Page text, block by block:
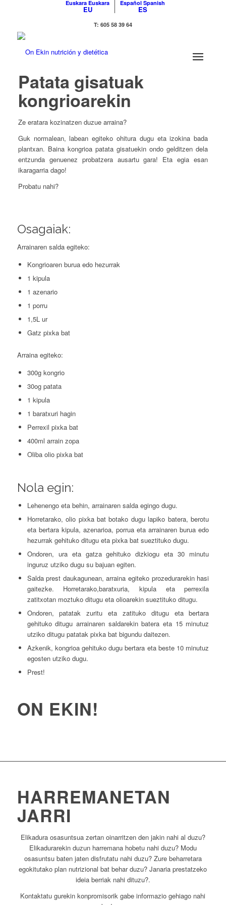
Euskara Euskara
EU
Español Spanish
ES
T: 605 58 39 64
Patata gisatuak
kongrioarekin
Ze eratara kozinatzen duzue arraina?
Guk normalean, labean egiteko ohitura dugu eta izokina bada
plantxan. Baina kongrioa patata gisatuekin ondo gelditzen dela
entzunda genuenez probatzera ausartu gara! Eta egia esan
ikaragarria dago!
Probatu nahi?
Osagaiak:
Arrainaren salda egiteko:
Kongrioaren burua edo hezurrak
1 kipula
1 azenario
1 porru
1,5L ur
Gatz pixka bat
Arraina egiteko:
300g kongrio
30og patata
1 kipula
1 baratxuri hagin
Perrexil pixka bat
400ml arrain zopa
Oliba olio pixka bat
Nola egin:
Lehenengo eta behin, arrainaren salda egingo dugu.
Horretarako, olio pixka bat botako dugu lapiko batera, berotu
eta bertara kipula, azenarioa, porrua eta arrainaren burua edo
hezurrak gehituko ditugu eta pixka bat sueztituko dugu.
Ondoren, ura eta gatza gehituko dizkiogu eta 30 minutu
inguruz utziko dugu su bajuan egiten.
Salda prest daukagunean, arraina egiteko prozedurarekin hasi
gaitezke. Horretarako,baratxuria, kipula eta perrexila
zatitxotan moztuko ditugu eta olioarekin sueztituko ditugu.
Ondoren, patatak zuritu eta zatituko ditugu eta bertara
gehituko ditugu arrainaren saldarekin batera eta 15 minutuz
utziko ditugu patatak pixka bat bigundu daitezen.
Azkenik, kongrioa gehituko dugu bertara eta beste 10 minutuz
egosten utziko dugu.
Prest!
ON EKIN!
HARREMANETAN
JARRI
Elikadura osasuntsua zertan oinarritzen den jakin nahi al duzu?
Elikadurarekin duzun harremana hobetu nahi duzu? Modu
osasuntsu baten jaten disfrutatu nahi duzu? Zure beharretara
egokitutako plan nutrizional bat behar duzu? Janaria prestatzeko
ideia berriak nahi dituzu?.
Kontaktatu gurekin konpromisorik gabe informazio gehiago nahi